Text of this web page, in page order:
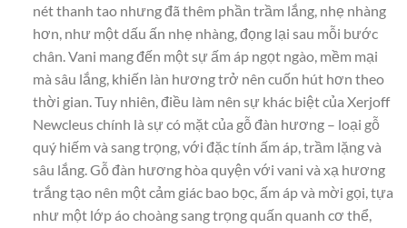
nét thanh tao nhưng đã thêm phần trầm lắng, nhẹ nhàng
hơn, như một dấu ấn nhẹ nhàng, đọng lại sau mỗi bước
chân. Vani mang đến một sự ấm áp ngọt ngào, mềm mại
mà sâu lắng, khiến làn hương trở nên cuốn hút hơn theo
thời gian. Tuy nhiên, điều làm nên sự khác biệt của Xerjoff
Newcleus chính là sự có mặt của gỗ đàn hương – loại gỗ
quý hiếm và sang trọng, với đặc tính ấm áp, trầm lặng và
sâu lắng. Gỗ đàn hương hòa quyện với vani và xạ hương
trắng tạo nên một cảm giác bao bọc, ấm áp và mời gọi, tựa
như một lớp áo choàng sang trọng quấn quanh cơ thể,